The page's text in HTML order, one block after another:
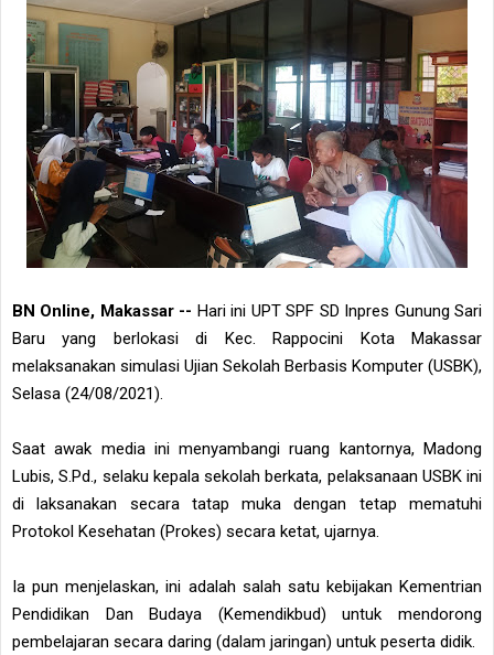
BN Online, Makassar -- Hari ini UPT SPF SD Inpres Gunung Sari
Baru yang berlokasi di Kec. Rappocini Kota Makassar
melaksanakan simulasi Ujian Sekolah Berbasis Komputer (USBK),
Selasa (24/08/2021).
Saat awak media ini menyambangi ruang kantornya, Madong
Lubis, S.Pd., selaku kepala sekolah berkata, pelaksanaan USBK ini
di laksanakan secara tatap muka dengan tetap mematuhi
Protokol Kesehatan (Prokes) secara ketat, ujarnya.
Ia pun menjelaskan, ini adalah salah satu kebijakan Kementrian
Pendidikan Dan Budaya (Kemendikbud) untuk mendorong
pembelajaran secara daring (dalam jaringan) untuk peserta didik.